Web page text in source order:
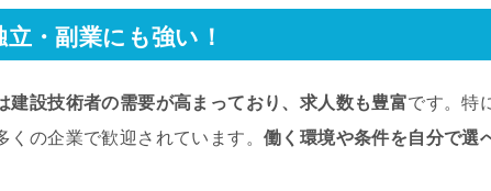
立・副業にも強い！
建設技術者の需要が高まっており、求人数も豊富です。特
くの企業で歓迎されています。 働く環境や条件を自分で選